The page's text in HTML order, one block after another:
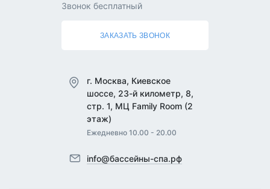
Звонок бесплатный
ЗАКАЗАТЬ ЗВОНОК
г. Москва, Киевское
шоссе, 23-й километр, 8,
стр. 1, МЦ Family Room (2
этаж)
Ежедневно 10.00 - 20.00
info@бассейны-спа.рф